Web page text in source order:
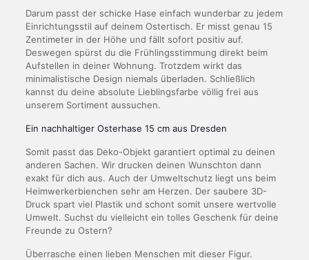
Darum passt der schicke Hase einfach wunderbar zu jedem
Einrichtungsstil auf deinem Ostertisch. Er misst genau 15
Zentimeter in der Höhe und fällt sofort positiv auf.
Deswegen spürst du die Frühlingsstimmung direkt beim
Aufstellen in deiner Wohnung. Trotzdem wirkt das
minimalistische Design niemals überladen. Schließlich
kannst du deine absolute Lieblingsfarbe völlig frei aus
unserem Sortiment aussuchen.
Ein nachhaltiger Osterhase 15 cm aus Dresden
Somit passt das Deko-Objekt garantiert optimal zu deinen
anderen Sachen. Wir drucken deinen Wunschton dann
exakt für dich aus. Auch der Umweltschutz liegt uns beim
Heimwerkerbienchen sehr am Herzen. Der saubere 3D-
Druck spart viel Plastik und schont somit unsere wertvolle
Umwelt. Suchst du vielleicht ein tolles Geschenk für deine
Freunde zu Ostern?
Überrasche einen lieben Menschen mit dieser Figur.